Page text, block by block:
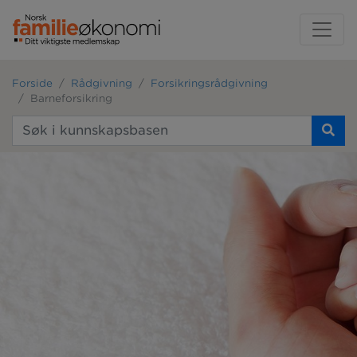
Forside Rådgivning
Forsikringsrådgivning
Barneforsikring